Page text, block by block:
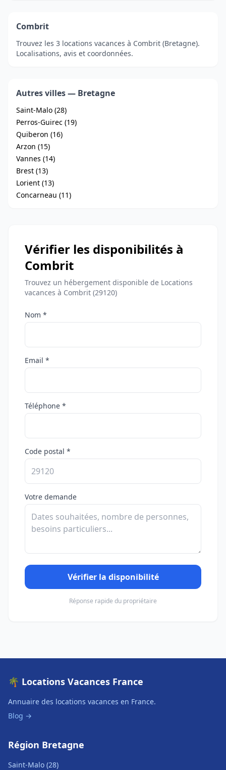
Combrit
Trouvez les 3 locations vacances à Combrit (Bretagne).
Localisations, avis et coordonnées.
Autres villes — Bretagne
Saint-Malo (28)
Perros-Guirec (19)
Quiberon (16)
Arzon (15)
Vannes (14)
Brest (13)
Lorient (13)
Concarneau (11)
Vérifier les disponibilités à
Combrit
Trouvez un hébergement disponible de Locations
vacances à Combrit (29120)
Nom *
Email *
Téléphone *
Code postal *
Votre demande
Vérifier la disponibilité
Réponse rapide du propriétaire
🌴 Locations Vacances France
Annuaire des locations vacances en France.
Blog →
Région Bretagne
Saint-Malo (28)